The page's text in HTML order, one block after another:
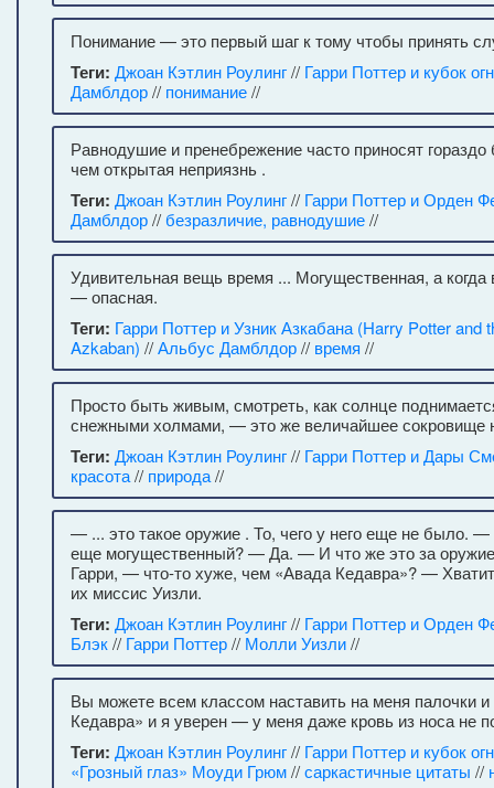
Понимание — это первый шаг к тому чтобы принять
Теги: Джоан Кэтлин Роулинг// Гарри Поттер и кубок
Дамблдор// понимание//
Равнодушие и пренебрежение часто приносят
чем открытая неприязнь .
Теги: Джоан Кэтлин Роулинг// Гарри Поттер и Орден
Дамблдор//безразличие, равнодушие//
Удивительная вещь время ... Могущественная, а
— опасная.
Теги: Гарри Поттер и Узник Азкабана (Harry Potter and
Azkaban) //Альбус Дамблдор// время //
Просто быть живым, смотреть, как солнце
снежными холмами, — это же величайшее сокровище
Теги: Джоан Кэтлин Роулинг// Гарри Поттер и Дары
красота// природа//
— ... это такое оружие . То, чего у него еще не было. —
еще могущественный? — Да. — И что же это за
Гарри, — что-то хуже, чем «Авада Кедавра»? —
их миссис Уизли.
Теги: Джоан Кэтлин Роулинг// Гарри Поттер и Орден
Блэк// Гарри Поттер// Молли Уизли//
Вы можете всем классом наставить на меня палочки
Кедавра» и я уверен — у меня даже кровь из носа не
Теги: Джоан Кэтлин Роулинг// Гарри Поттер и кубок
«Грозный глаз» Моуди Грюм//саркастичные цитаты //